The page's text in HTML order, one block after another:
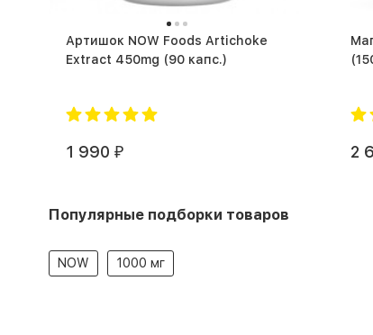
Артишок NOW Foods Artichoke
Extract 450mg (90 капс.)
1 990 ₽ 2
Популярные подборки товаров
NOW 1000 мг